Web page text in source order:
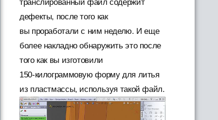
транслированный файл содержит
дефекты, после того как
вы проработали с ним неделю. И еще
более накладно обнаружить это после
того как вы изготовили
150-килограммовую форму для литья
из пластмассы, используя такой файл.